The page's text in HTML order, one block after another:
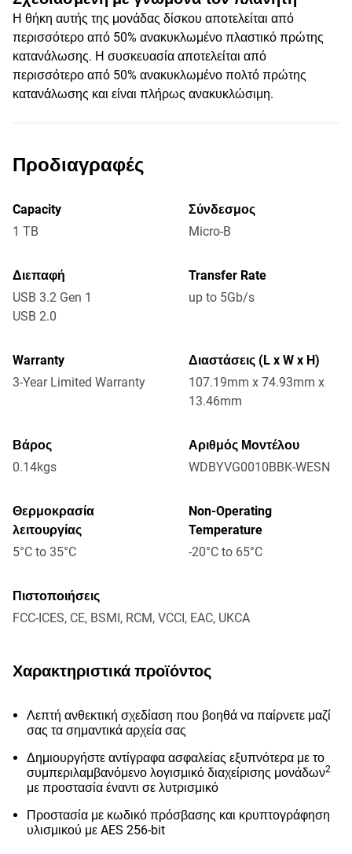
Η θήκη αυτής της μονάδας δίσκου αποτελείται από
περισσότερο από 50% ανακυκλωμένο πλαστικό πρώτης
κατανάλωσης. Η συσκευασία αποτελείται από
περισσότερο από 50% ανακυκλωμένο πολτό πρώτης
κατανάλωσης και είναι πλήρως ανακυκλώσιμη.
Προδιαγραφές
Capacity
1 TB
Σύνδεσμος
Micro-B
Διεπαφή
USB 3.2 Gen 1
USB 2.0
Transfer Rate
up to 5Gb/s
Warranty
3-Year Limited Warranty
Διαστάσεις (L x W x H)
107.19mm x 74.93mm x
13.46mm
Βάρος
0.14kgs
Αριθμός Μοντέλου
WDBYVG0010BBK-WESN
Θερμοκρασία
λειτουργίας
5°C to 35°C
Non-Operating
Temperature
-20°C to 65°C
Πιστοποιήσεις
FCC-ICES, CE, BSMI, RCM, VCCI, EAC, UKCA
Χαρακτηριστικά προϊόντος
Λεπτή ανθεκτική σχεδίαση που βοηθά να παίρνετε μαζί
σας τα σημαντικά αρχεία σας
Δημιουργήστε αντίγραφα ασφαλείας εξυπνότερα με το
συμπεριλαμβανόμενο λογισμικό διαχείρισης μονάδων2
με προστασία έναντι σε λυτρισμικό
Προστασία με κωδικό πρόσβασης και κρυπτογράφηση
υλισμικού με AES 256-bit